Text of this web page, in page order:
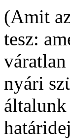
(Amit
tesz:
váratlan
nyári
általunk